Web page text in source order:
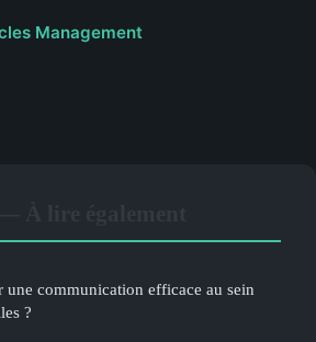
Management
une communication efficace au sein
?